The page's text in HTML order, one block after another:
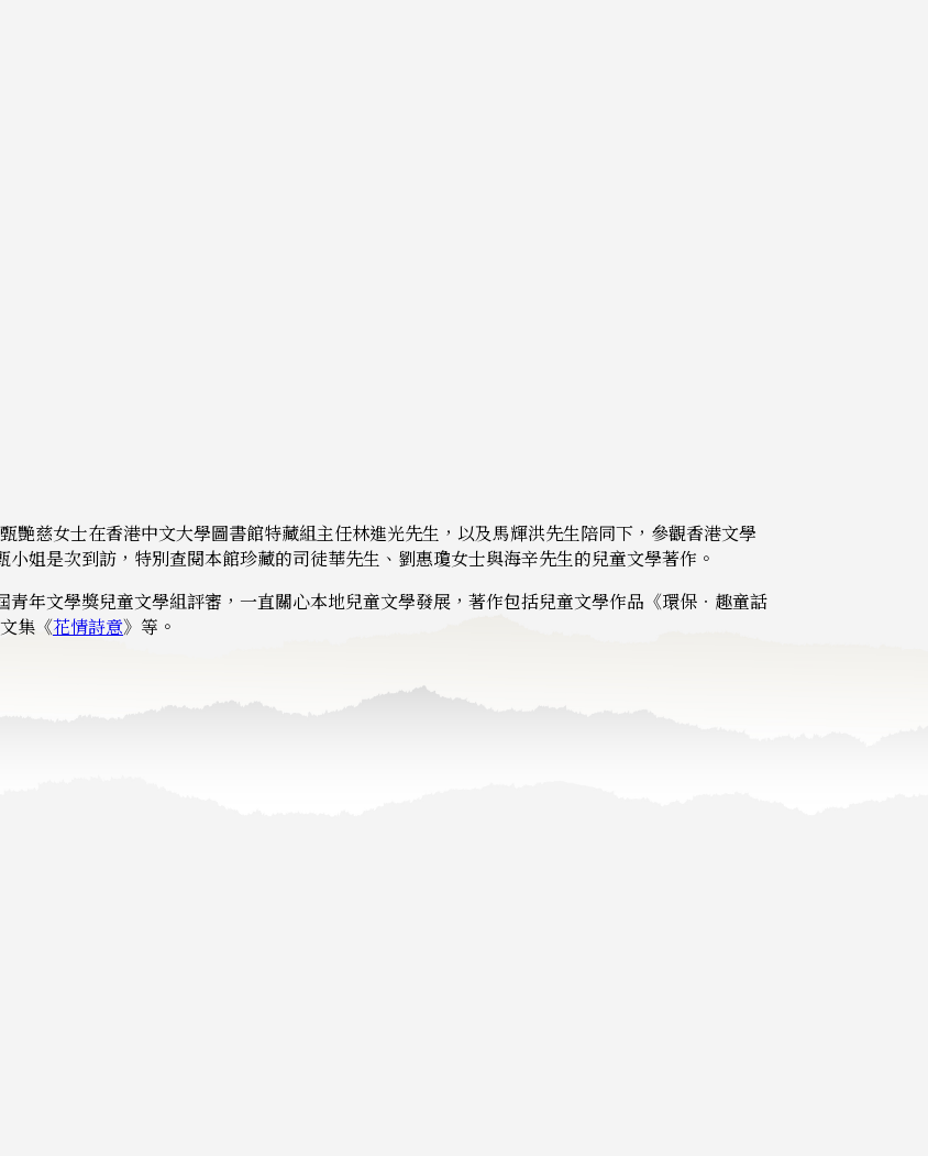
艷慈女士在香港中文大學圖書館特藏組主任林進光先生，以及馬輝洪先生陪同下，參觀香港文學
姐是次到訪，特別查閱本館珍藏的司徒華先生、劉惠瓊女士與海辛先生的兒童文學著作。
青年文學獎兒童文學組評審，一直關心本地兒童文學發展，著作包括兒童文學作品《環保‧趣童話
集《花情詩意》等。